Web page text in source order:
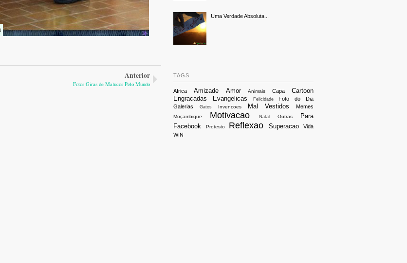
Anterior
Fotos Giras de Malucos Pelo Mundo
Uma Verdade Absoluta...
TAGS
Africa Amizade Amor Animais Capa
Cartoon
Engracadas
Evangelicas Felicidade
Foto do Dia
Galerias
Gatos Invencoes Mal Vestidos Memes
Moçambique Motivacao Natal Outras
Para
Facebook
Protesto Reflexao Superacao
Vida
WIN